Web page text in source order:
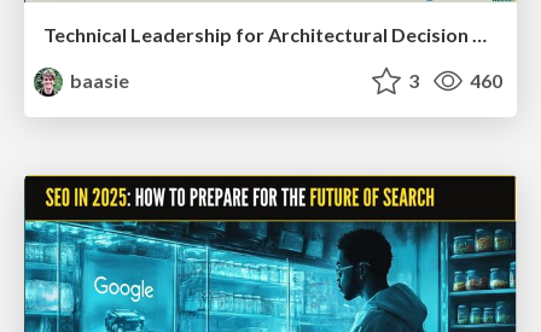
Technical Leadership for Architectural Decision Making
baasie
3 460